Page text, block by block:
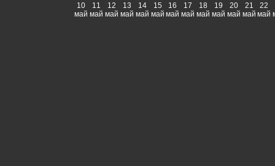
22
май
21
май
20
май
19
май
18
май
17
май
16
май
15
май
14
май
13
май
12
май
11
май
10
май